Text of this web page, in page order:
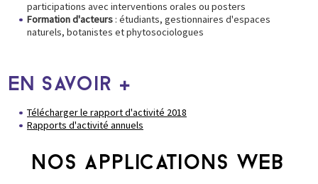
participations avec interventions orales ou posters
Formation d'acteurs : étudiants, gestionnaires d'espaces
naturels, botanistes et phytosociologues
EN SAVOIR +
Télécharger le rapport d'activité 2018
Rapports d'activité annuels
NOS APPLICATIONS WEB